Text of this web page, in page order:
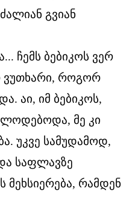
გვიან
ჩემს ბებიკოს ვერ
ვუთხარი, როგორ
აი, იმ ბებიკოს,
მე კი
უკვე სამუდამოდ,
საფლავზე
რამდენ